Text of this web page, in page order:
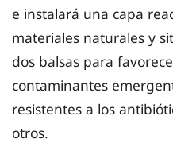
e instalará una capa
materiales naturales y
dos balsas para
contaminantes
resistentes a los
otros.